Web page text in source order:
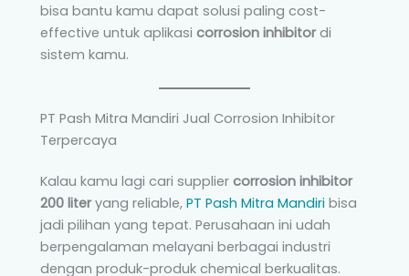
bisa bantu kamu dapat solusi paling cost-
effective untuk aplikasi corrosion inhibitordi
sistem kamu.
PT Pash Mitra Mandiri Jual Corrosion Inhibitor
Terpercaya
Kalau kamu lagi cari supplier corrosion inhibitor
200 literyang reliable, PT Pash Mitra Mandiri bisa
jadi pilihan yang tepat. Perusahaan ini udah
berpengalaman melayani berbagai industri
dengan produk-produk chemical berkualitas.